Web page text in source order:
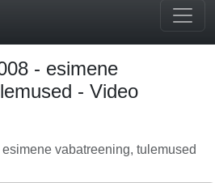
- esimene
- Video
vabatreening, tulemused